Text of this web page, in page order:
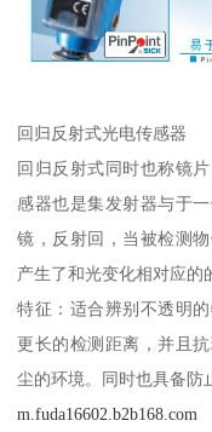
回归反射式光电传感器
回归反射式同时也称镜
感器也是集发射器与于
镜，反射回，当被检测
产生了和光变化相对应的
特征：适合辨别不透明
更长的检测距离，并且
尘的环境。同时也具备防
m.fuda16602.b2b168.com